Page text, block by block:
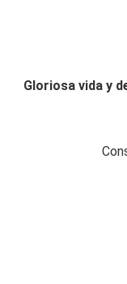
Gloriosa vida y